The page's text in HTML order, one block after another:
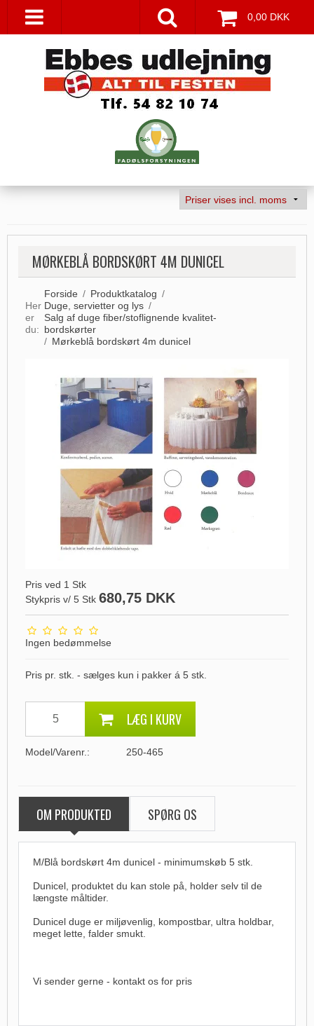
0,00 DKK
MØRKEBLÅ BORDSKØRT 4M DUNICEL
Her
er
du:
Forside / Produktkatalog /
Duge, servietter og lys /
Salg af duge fiber/stoflignende kvalitet-
bordskørter
/ Mørkeblå bordskørt 4m dunicel
Pris ved 1 Stk
Stykpris v/ 5 Stk 680,75 DKK
Ingen bedømmelse
Pris pr. stk. - sælges kun i pakker á 5 stk.
LÆG I KURV
Model/Varenr.: 250-465
OM PRODUKTED SPØRG OS
M/Blå bordskørt 4m dunicel - minimumskøb 5 stk.
Dunicel, produktet du kan stole på, holder selv til de
længste måltider.
Dunicel duge er miljøvenlig, kompostbar, ultra holdbar,
meget lette, falder smukt.
Vi sender gerne - kontakt os for pris